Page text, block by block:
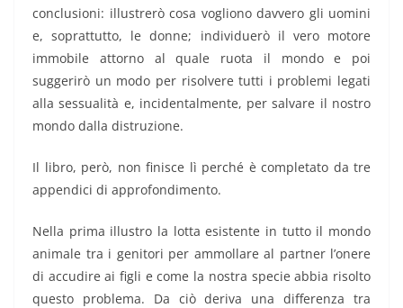
conclusioni: illustrerò cosa vogliono davvero gli uomini
e, soprattutto, le donne; individuerò il vero motore
immobile attorno al quale ruota il mondo e poi
suggerirò un modo per risolvere tutti i problemi legati
alla sessualità e, incidentalmente, per salvare il nostro
mondo dalla distruzione.
Il libro, però, non finisce lì perché è completato da tre
appendici di approfondimento.
Nella prima illustro la lotta esistente in tutto il mondo
animale tra i genitori per ammollare al partner l’onere
di accudire ai figli e come la nostra specie abbia risolto
questo problema. Da ciò deriva una differenza tra